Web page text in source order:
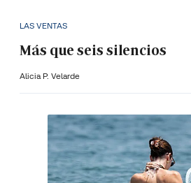
LAS VENTAS
Más que seis silencios
Alicia P. Velarde